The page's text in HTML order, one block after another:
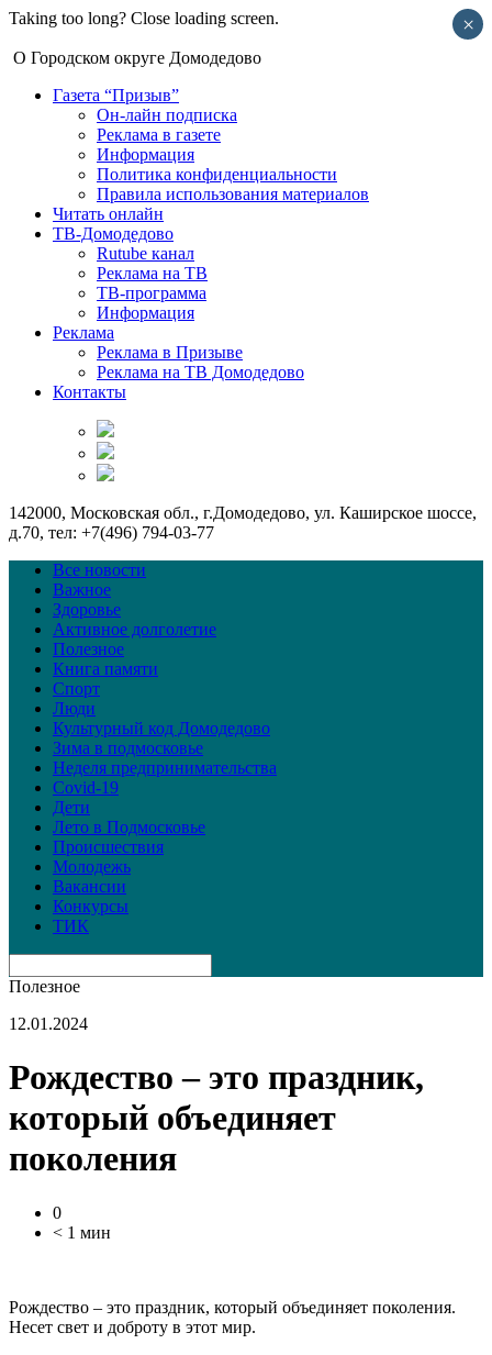
Taking too long? Close loading screen.
О Городском округе Домодедово
Газета “Призыв”
Он-лайн подписка
Реклама в газете
Информация
Политика конфиденциальности
Правила использования материалов
Читать онлайн
ТВ-Домодедово
Rutube канал
Реклама на ТВ
ТВ-программа
Информация
Реклама
Реклама в Призыве
Реклама на ТВ Домодедово
Контакты
142000, Московская обл., г.Домодедово, ул. Каширское шоссе,
д.70, тел: +7(496) 794-03-77
Все новости
Важное
Здоровье
Активное долголетие
Полезное
Книга памяти
Спорт
Люди
Культурный код Домодедово
Зима в подмосковье
Неделя предпринимательства
Covid-19
Дети
Лето в Подмосковье
Происшествия
Молодежь
Вакансии
Конкурсы
ТИК
Полезное
12.01.2024
Рождество – это праздник,
который объединяет
поколения
0
< 1 мин
Рождество – это праздник, который объединяет поколения.
Несет свет и доброту в этот мир.
×